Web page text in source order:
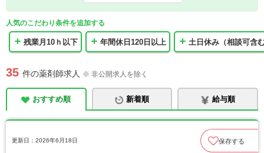
人気のこだわり条件を追加する
残業月10ｈ以下 年間休日120日以上 土日休み（相談可含
35 件の薬剤師求人 ※ 非公開求人を除く
おすすめ順 新着順 給与順
更新日：2026年6月18日 保存する